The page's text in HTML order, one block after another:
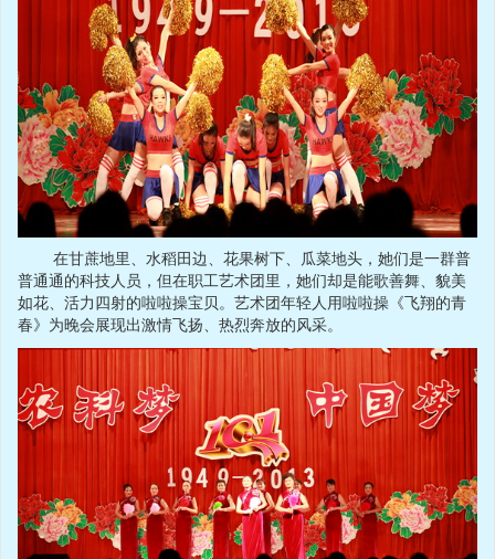
在甘蔗地里、水稻田边、花果树下、瓜菜地头，她们是一群普
普通通的科技人员，但在职工艺术团里，她们却是能歌善舞、貌美
如花、活力四射的啦啦操宝贝。艺术团年轻人用啦啦操《飞翔的青
春》为晚会展现出激情飞扬、热烈奔放的风采。